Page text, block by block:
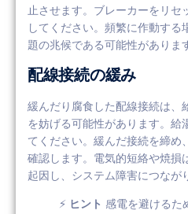
止させます。ブレーカーをリセ
してください。頻繁に作動する
題の兆候である可能性がありま
配線接続の緩み
緩んだり腐食した配線接続は、
を妨げる可能性があります。給
てください。緩んだ接続を締め
確認します。電気的短絡や焼損
起因し、システム障害につなが
⚡ ヒント 感電を避けるた